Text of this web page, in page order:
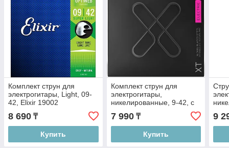
Комплект струн для
электрогитары, Light, 09-
42, Elixir 19002
8 690 ₸
Купить
Комплект струн для
электрогитары,
никелированные, 9-42, с
покрытием, D'Addario,
XTE0942XT
7 990₸
Купить
9